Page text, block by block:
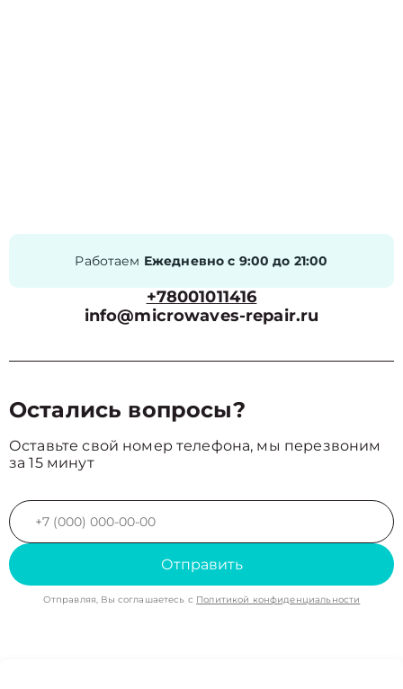
Работаем Ежедневно с 9:00 до 21:00
+78001011416
info@microwaves-repair.ru
Остались вопросы?
Оставьте свой номер телефона, мы перезвоним
за 15 минут
Отправить
Отправляя, Вы соглашаетесь с Политикой конфиденциальности